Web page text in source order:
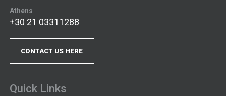
Athens
+30 21 03311288
CONTACT US HERE
Quick Links